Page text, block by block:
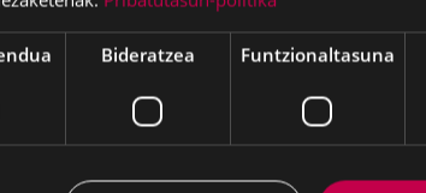
Kontaktua Lege-oharra
Bideratzea Funtzionaltasuna